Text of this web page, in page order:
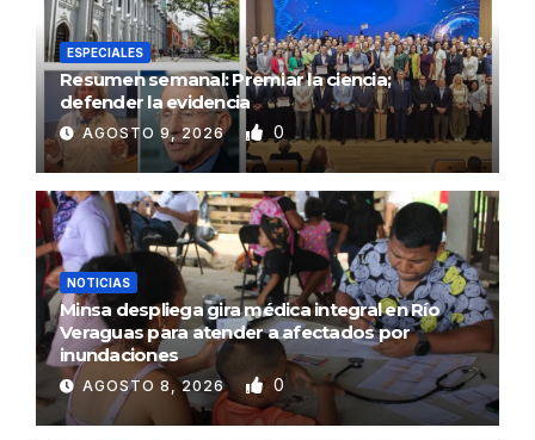
ESPECIALES
Resumen semanal: Premiar la ciencia;
defender la evidencia
AGOSTO 9, 2026 0
NOTICIAS
Minsa despliega gira médica integral en Río
Veraguas para atender a afectados por
inundaciones
AGOSTO 8, 2026 0